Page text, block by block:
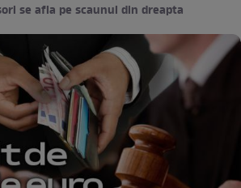
se afla pe scaunul din dreapta